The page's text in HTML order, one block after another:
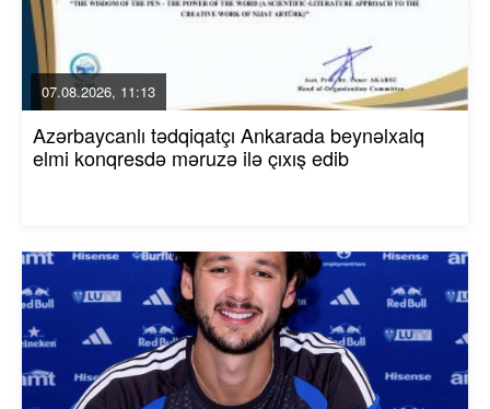
07.08.2026, 11:13
Azərbaycanlı tədqiqatçı Ankarada beynəlxalq
elmi konqresdə məruzə ilə çıxış edib